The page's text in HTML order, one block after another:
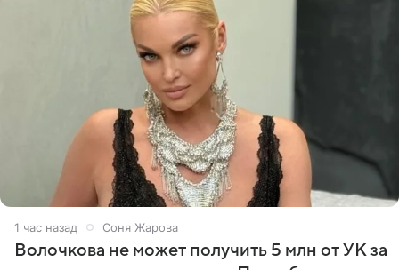
1 час назад Соня Жарова
Волочкова не может получить 5 млн от УК за